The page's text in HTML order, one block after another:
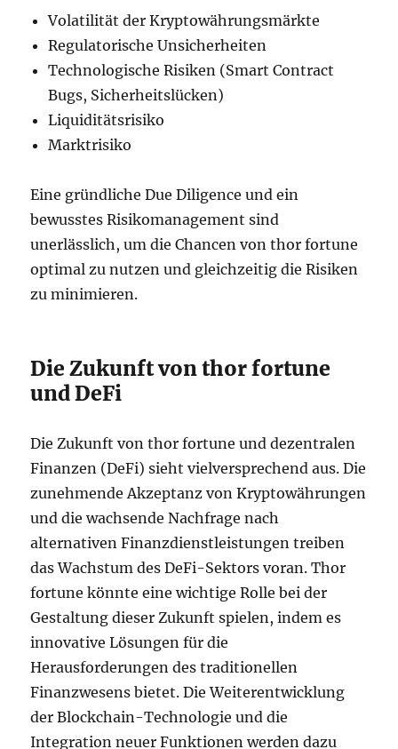
Volatilität der Kryptowährungsmärkte
Regulatorische Unsicherheiten
Technologische Risiken (Smart Contract
Bugs, Sicherheitslücken)
Liquiditätsrisiko
Marktrisiko
Eine gründliche Due Diligence und ein
bewusstes Risikomanagement sind
unerlässlich, um die Chancen von thor fortune
optimal zu nutzen und gleichzeitig die Risiken
zu minimieren.
Die Zukunft von thor fortune
und DeFi
Die Zukunft von thor fortune und dezentralen
Finanzen (DeFi) sieht vielversprechend aus. Die
zunehmende Akzeptanz von Kryptowährungen
und die wachsende Nachfrage nach
alternativen Finanzdienstleistungen treiben
das Wachstum des DeFi-Sektors voran. Thor
fortune könnte eine wichtige Rolle bei der
Gestaltung dieser Zukunft spielen, indem es
innovative Lösungen für die
Herausforderungen des traditionellen
Finanzwesens bietet. Die Weiterentwicklung
der Blockchain-Technologie und die
Integration neuer Funktionen werden dazu